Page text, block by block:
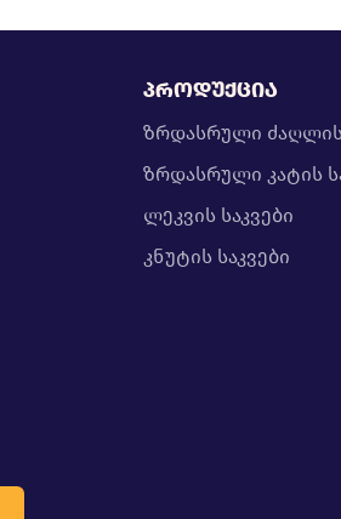
პროდუქცია
ზრდასრული ძაღლის
ზრდასრული კატის
ლეკვის საკვები
კნუტის საკვები